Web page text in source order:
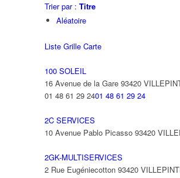
Trier par : Titre
Aléatoire
Liste Grille Carte
100 SOLEIL
16 Avenue de la Gare 93420
01 48 61 29 2401 48 61 29 24
2C SERVICES
10 Avenue Pablo Picasso 93420
2GK-MULTISERVICES
2 Rue Eugéniecotton 93420